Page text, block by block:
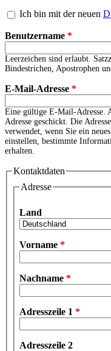
Ich bin mit der neuen
Benutzername *
Leerzeichen sind erlaubt.
Bindestrichen, Apostrophen
E-Mail-Adresse *
Eine gültige E-Mail-Adresse.
Adresse geschickt. Die
verwendet, wenn Sie ein
einstellen, bestimmte
erhalten.
Kontaktdaten
Adresse
Land
Vorname *
Nachname *
Adresszeile 1 *
Adresszeile 2